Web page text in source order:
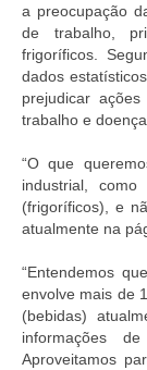
a preocupação
de trabalho,
frigoríficos.
dados
prejudicar
trabalho e
“O que
industrial,
(frigoríficos), e
atualmente na
“Entendemos
envolve mais de
(bebidas)
informações
Aproveitamos